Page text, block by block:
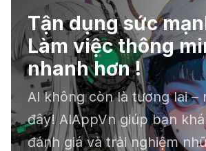
☣️ Proxy by
agent tự động hoá
📕 Kimi AI - Ứng dụng
chục file dữ liệu
Tận dụng sức
Làm việc thông
nhanh hơn !
AI không còn là tương lai –
đây! AIAppVn giúp bạn
đánh giá và trải nghiệm